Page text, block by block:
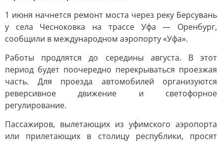
1 июня начнется ремонт моста через реку Берсувань
у села Чесноковка на трассе Уфа — Оренбург,
сообщили в международном аэропорту «Уфа».
Работы продлятся до середины августа. В этот
период будет поочередно перекрываться проезжая
часть. Для проезда автомобилей организуются
реверсивное движение и светофорное
регулирование.
Пассажиров, вылетающих из уфимского аэропорта
или прилетающих в столицу республики, просят